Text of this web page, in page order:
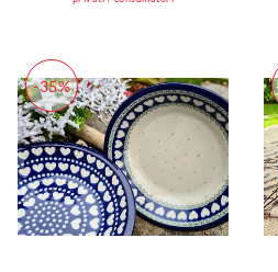
-35%